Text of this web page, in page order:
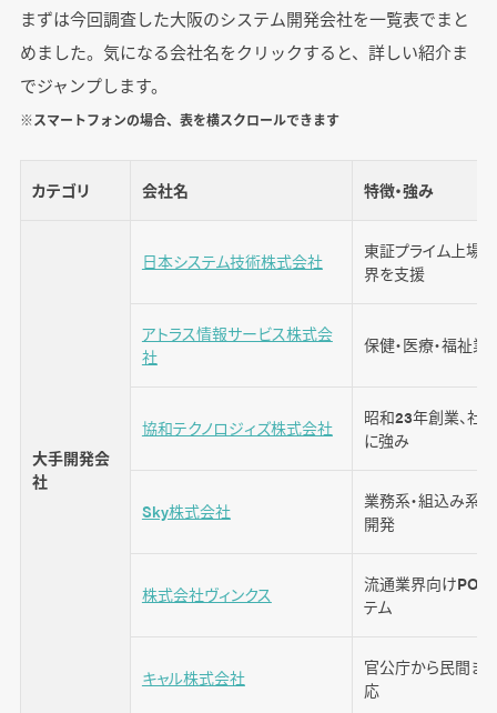
株式会社ウィズテクノロジー
協和テクノロジィズ株式会社
株式会社ジェイテック
システム開発会社の選び方【4つのポイント】
2. 外部パートナーに求める範囲を明確にする
4. 複数の会社から見積もりをもらう
システム開発プロジェクトでよくある失敗と対
依頼したシステムが納品されない
まずは今回調査した大阪のシステム開発会社を一覧表でまと
めました。気になる会社名をクリックすると、詳しい紹介ま
でジャンプします。
※スマートフォンの場合、表を横スクロールできます
カテゴリ 会社名 特徴・強み
大手開発会
社
日本システム技術株式会社
東証プライム上場
界を支援
アトラス情報サービス株式会
社
保健・医療・福祉業
協和テクノロジィズ株式会社
昭和23年創業、社
に強み
Sky株式会社
業務系・組込み系ソ
開発
株式会社ヴィンクス
流通業界向けPOS
テム
キャル株式会社
官公庁から民間ま
応